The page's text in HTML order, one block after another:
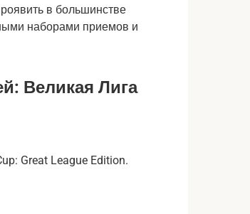
в большинстве
наборами приемов и
Великая Лига